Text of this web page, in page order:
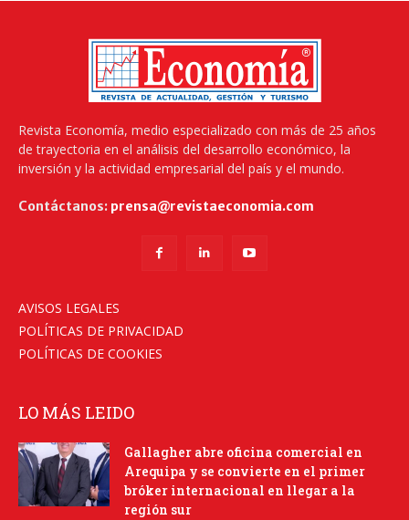
Revista Economía, medio especializado con más de 25 años
de trayectoria en el análisis del desarrollo económico, la
inversión y la actividad empresarial del país y el mundo.
Contáctanos: prensa@revistaeconomia.com
AVISOS LEGALES
POLÍTICAS DE PRIVACIDAD
POLÍTICAS DE COOKIES
LO MÁS LEIDO
Gallagher abre oficina comercial en
Arequipa y se convierte en el primer
bróker internacional en llegar a la
región sur